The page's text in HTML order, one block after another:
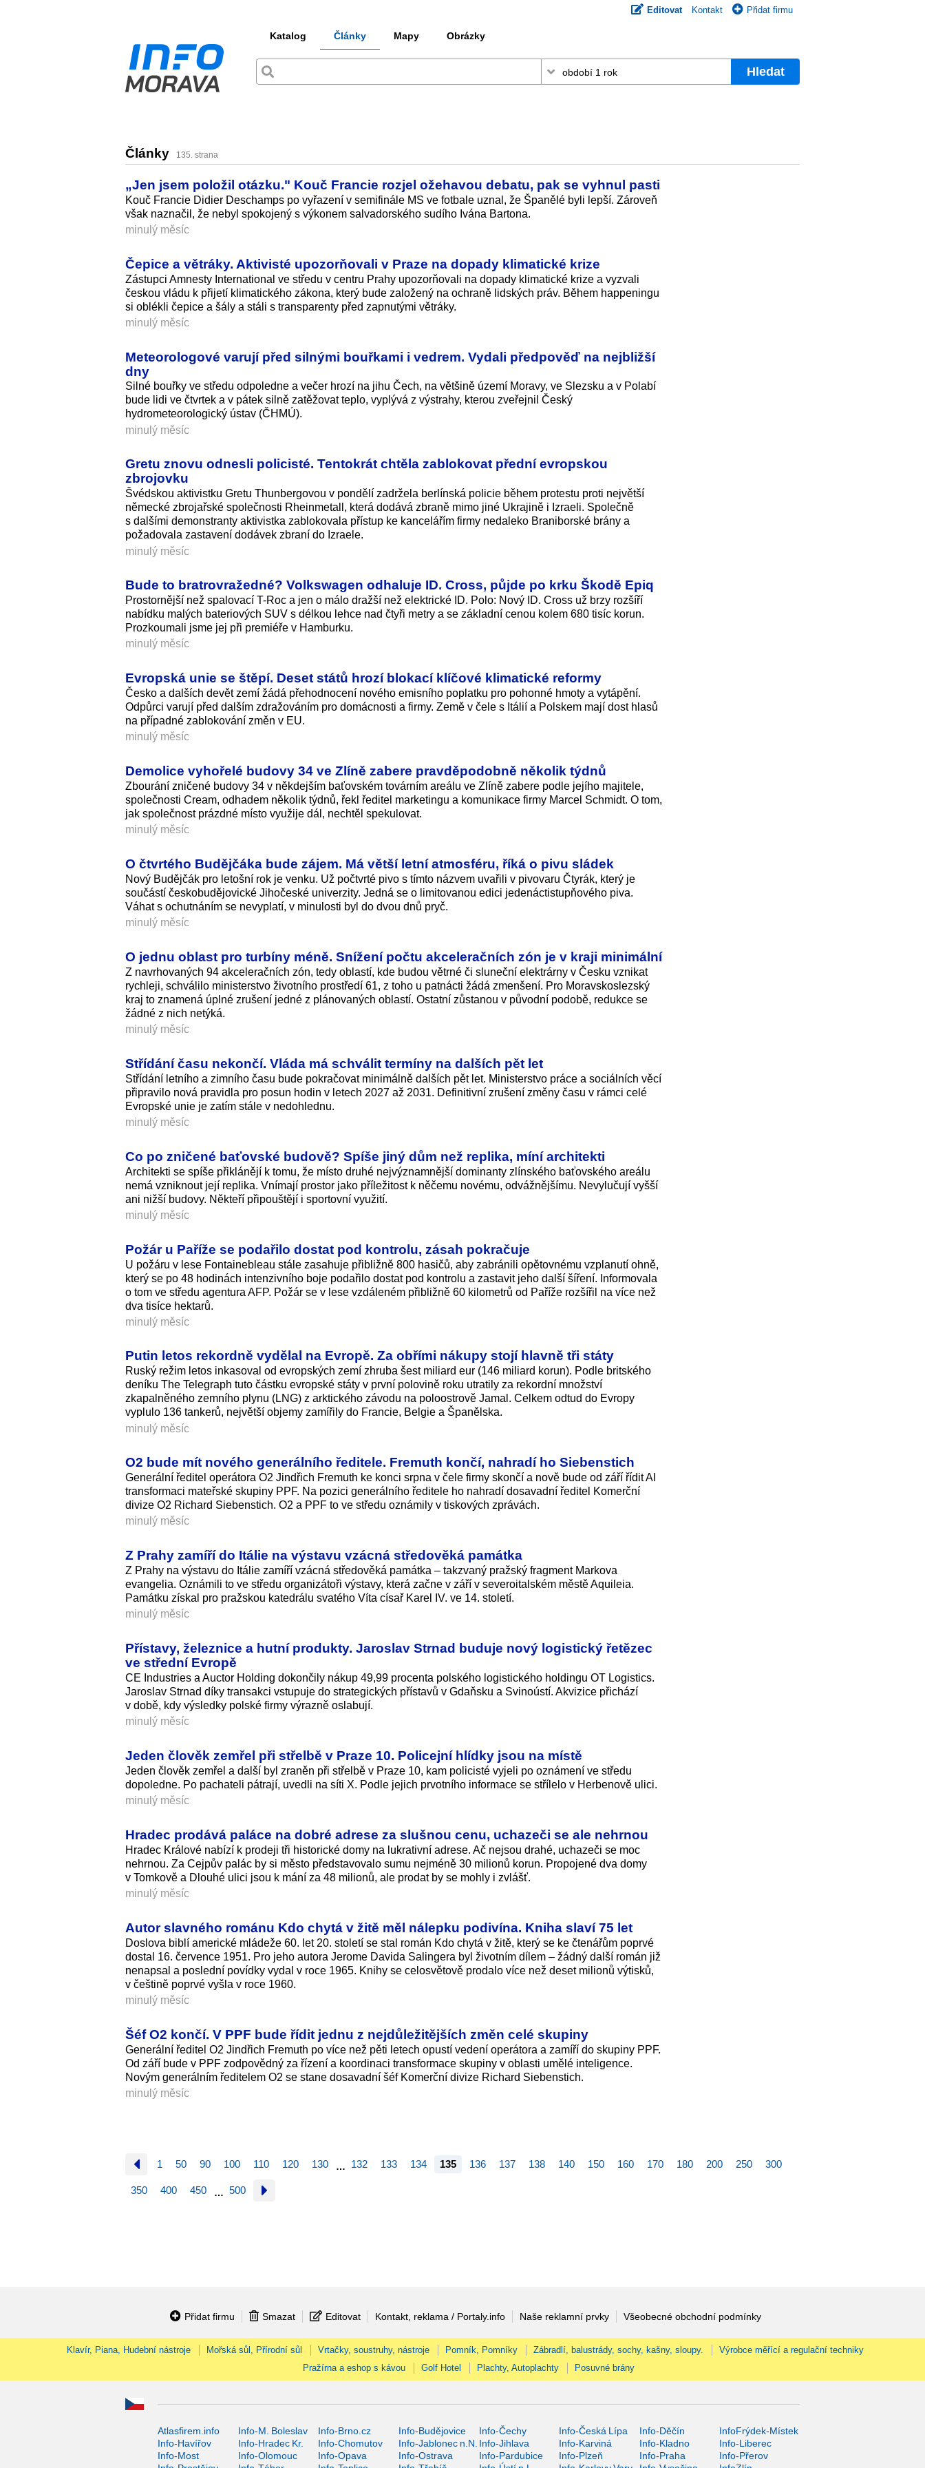
Editovat Kontakt Přidat firmu
Katalog Články Mapy Obrázky
Hledat
Články 135. strana
„Jen jsem položil otázku." Kouč Francie rozjel ožehavou debatu, pak se vyhnul pasti
Kouč Francie Didier Deschamps po vyřazení v semifinále MS ve fotbale uznal, že Španělé byli lepší. Zároveň
však naznačil, že nebyl spokojený s výkonem salvadorského sudího Ivána Bartona.
minulý měsíc
Čepice a větráky. Aktivisté upozorňovali v Praze na dopady klimatické krize
Zástupci Amnesty International ve středu v centru Prahy upozorňovali na dopady klimatické krize a vyzvali
českou vládu k přijetí klimatického zákona, který bude založený na ochraně lidských práv. Během happeningu
si oblékli čepice a šály a stáli s transparenty před zapnutými větráky.
minulý měsíc
Meteorologové varují před silnými bouřkami i vedrem. Vydali předpověď na nejbližší
dny
Silné bouřky ve středu odpoledne a večer hrozí na jihu Čech, na většině území Moravy, ve Slezsku a v Polabí
bude lidi ve čtvrtek a v pátek silně zatěžovat teplo, vyplývá z výstrahy, kterou zveřejnil Český
hydrometeorologický ústav (ČHMÚ).
minulý měsíc
Gretu znovu odnesli policisté. Tentokrát chtěla zablokovat přední evropskou
zbrojovku
Švédskou aktivistku Gretu Thunbergovou v pondělí zadržela berlínská policie během protestu proti největší
německé zbrojařské společnosti Rheinmetall, která dodává zbraně mimo jiné Ukrajině i Izraeli. Společně
s dalšími demonstranty aktivistka zablokovala přístup ke kancelářím firmy nedaleko Braniborské brány a
požadovala zastavení dodávek zbraní do Izraele.
minulý měsíc
Bude to bratrovražedné? Volkswagen odhaluje ID. Cross, půjde po krku Škodě Epiq
Prostornější než spalovací T-Roc a jen o málo dražší než elektrické ID. Polo: Nový ID. Cross už brzy rozšíří
nabídku malých bateriových SUV s délkou lehce nad čtyři metry a se základní cenou kolem 680 tisíc korun.
Prozkoumali jsme jej při premiéře v Hamburku.
minulý měsíc
Evropská unie se štěpí. Deset států hrozí blokací klíčové klimatické reformy
Česko a dalších devět zemí žádá přehodnocení nového emisního poplatku pro pohonné hmoty a vytápění.
Odpůrci varují před dalším zdražováním pro domácnosti a firmy. Země v čele s Itálií a Polskem mají dost hlasů
na případné zablokování změn v EU.
minulý měsíc
Demolice vyhořelé budovy 34 ve Zlíně zabere pravděpodobně několik týdnů
Zbourání zničené budovy 34 v někdejším baťovském továrním areálu ve Zlíně zabere podle jejího majitele,
společnosti Cream, odhadem několik týdnů, řekl ředitel marketingu a komunikace firmy Marcel Schmidt. O tom,
jak společnost prázdné místo využije dál, nechtěl spekulovat.
minulý měsíc
O čtvrtého Budějčáka bude zájem. Má větší letní atmosféru, říká o pivu sládek
Nový Budějčák pro letošní rok je venku. Už počtvrté pivo s tímto názvem uvařili v pivovaru Čtyrák, který je
součástí českobudějovické Jihočeské univerzity. Jedná se o limitovanou edici jedenáctistupňového piva.
Váhat s ochutnáním se nevyplatí, v minulosti byl do dvou dnů pryč.
minulý měsíc
O jednu oblast pro turbíny méně. Snížení počtu akceleračních zón je v kraji minimální
Z navrhovaných 94 akceleračních zón, tedy oblastí, kde budou větrné či sluneční elektrárny v Česku vznikat
rychleji, schválilo ministerstvo životního prostředí 61, z toho u patnácti žádá zmenšení. Pro Moravskoslezský
kraj to znamená úplné zrušení jedné z plánovaných oblastí. Ostatní zůstanou v původní podobě, redukce se
žádné z nich netýká.
minulý měsíc
Střídání času nekončí. Vláda má schválit termíny na dalších pět let
Střídání letního a zimního času bude pokračovat minimálně dalších pět let. Ministerstvo práce a sociálních věcí
připravilo nová pravidla pro posun hodin v letech 2027 až 2031. Definitivní zrušení změny času v rámci celé
Evropské unie je zatím stále v nedohlednu.
minulý měsíc
Co po zničené baťovské budově? Spíše jiný dům než replika, míní architekti
Architekti se spíše přiklánějí k tomu, že místo druhé nejvýznamnější dominanty zlínského baťovského areálu
nemá vzniknout její replika. Vnímají prostor jako příležitost k něčemu novému, odvážnějšímu. Nevylučují vyšší
ani nižší budovy. Někteří připouštějí i sportovní využití.
minulý měsíc
Požár u Paříže se podařilo dostat pod kontrolu, zásah pokračuje
U požáru v lese Fontainebleau stále zasahuje přibližně 800 hasičů, aby zabránili opětovnému vzplanutí ohně,
který se po 48 hodinách intenzivního boje podařilo dostat pod kontrolu a zastavit jeho další šíření. Informovala
o tom ve středu agentura AFP. Požár se v lese vzdáleném přibližně 60 kilometrů od Paříže rozšířil na více než
dva tisíce hektarů.
minulý měsíc
Putin letos rekordně vydělal na Evropě. Za obřími nákupy stojí hlavně tři státy
Ruský režim letos inkasoval od evropských zemí zhruba šest miliard eur (146 miliard korun). Podle britského
deníku The Telegraph tuto částku evropské státy v první polovině roku utratily za rekordní množství
zkapalněného zemního plynu (LNG) z arktického závodu na poloostrově Jamal. Celkem odtud do Evropy
vyplulo 136 tankerů, největší objemy zamířily do Francie, Belgie a Španělska.
minulý měsíc
O2 bude mít nového generálního ředitele. Fremuth končí, nahradí ho Siebenstich
Generální ředitel operátora O2 Jindřich Fremuth ke konci srpna v čele firmy skončí a nově bude od září řídit AI
transformaci mateřské skupiny PPF. Na pozici generálního ředitele ho nahradí dosavadní ředitel Komerční
divize O2 Richard Siebenstich. O2 a PPF to ve středu oznámily v tiskových zprávách.
minulý měsíc
Z Prahy zamíří do Itálie na výstavu vzácná středověká památka
Z Prahy na výstavu do Itálie zamíří vzácná středověká památka – takzvaný pražský fragment Markova
evangelia. Oznámili to ve středu organizátoři výstavy, která začne v září v severoitalském městě Aquileia.
Památku získal pro pražskou katedrálu svatého Víta císař Karel IV. ve 14. století.
minulý měsíc
Přístavy, železnice a hutní produkty. Jaroslav Strnad buduje nový logistický řetězec
ve střední Evropě
CE Industries a Auctor Holding dokončily nákup 49,99 procenta polského logistického holdingu OT Logistics.
Jaroslav Strnad díky transakci vstupuje do strategických přístavů v Gdaňsku a Svinoústí. Akvizice přichází
v době, kdy výsledky polské firmy výrazně oslabují.
minulý měsíc
Jeden člověk zemřel při střelbě v Praze 10. Policejní hlídky jsou na místě
Jeden člověk zemřel a další byl zraněn při střelbě v Praze 10, kam policisté vyjeli po oznámení ve středu
dopoledne. Po pachateli pátrají, uvedli na síti X. Podle jejich prvotního informace se střílelo v Herbenově ulici.
minulý měsíc
Hradec prodává paláce na dobré adrese za slušnou cenu, uchazeči se ale nehrnou
Hradec Králové nabízí k prodeji tři historické domy na lukrativní adrese. Ač nejsou drahé, uchazeči se moc
nehrnou. Za Cejpův palác by si město představovalo sumu nejméně 30 milionů korun. Propojené dva domy
v Tomkově a Dlouhé ulici jsou k mání za 48 milionů, ale prodat by se mohly i zvlášť.
minulý měsíc
Autor slavného románu Kdo chytá v žitě měl nálepku podivína. Kniha slaví 75 let
Doslova biblí americké mládeže 60. let 20. století se stal román Kdo chytá v žitě, který se ke čtenářům poprvé
dostal 16. července 1951. Pro jeho autora Jerome Davida Salingera byl životním dílem – žádný další román již
nenapsal a poslední povídky vydal v roce 1965. Knihy se celosvětově prodalo více než deset milionů výtisků,
v češtině poprvé vyšla v roce 1960.
minulý měsíc
Šéf O2 končí. V PPF bude řídit jednu z nejdůležitějších změn celé skupiny
Generální ředitel O2 Jindřich Fremuth po více než pěti letech opustí vedení operátora a zamíří do skupiny PPF.
Od září bude v PPF zodpovědný za řízení a koordinaci transformace skupiny v oblasti umělé inteligence.
Novým generálním ředitelem O2 se stane dosavadní šéf Komerční divize Richard Siebenstich.
minulý měsíc
1 50 90 100 110 120 130 … 132 133 134 135 136 137 138 140 150 160 170 180 200 250 300
350 400 450 … 500
Přidat firmu Smazat Editovat Kontakt, reklama / Portaly.info Naše reklamní prvky Všeobecné obchodní podmínky
Klavír, Piana, Hudební nástroje Mořská sůl, Přírodní sůl Vrtačky, soustruhy, nástroje Pomník, Pomníky Zábradlí, balustrády, sochy, kašny, sloupy.
Výrobce měřící a regulační techniky
Pražírna a eshop s kávou
Golf Hotel Plachty, Autoplachty Posuvné brány
Atlasfirem.info Info-M. Boleslav Info-Brno.cz Info-Budějovice Info-Čechy Info-Česká Lípa Info-Děčín
InfoFrýdek-Místek
Info-Havířov
Info-Hradec Kr. Info-Chomutov Info-Jablonec n.N. Info-Jihlava Info-Karviná Info-Kladno
Info-Liberec
Info-Most
Info-Olomouc Info-Opava Info-Ostrava Info-Pardubice Info-Plzeň Info-Praha
Info-Přerov